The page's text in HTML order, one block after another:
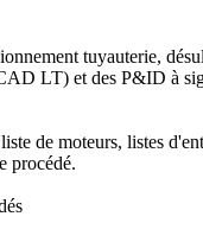
tuyauterie,
LT) et des P&ID à
de moteurs, listes
procédé.